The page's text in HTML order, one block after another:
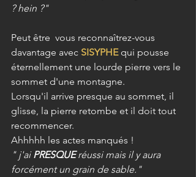
? hein ?"
Peut être  vous reconnaîtrez-vous
davantage avec SISYPHE qui pousse
éternellement une lourde pierre vers le
sommet d'une montagne.
Lorsqu'il arrive presque au sommet, il
glisse, la pierre retombe et il doit tout
recommencer.
Ahhhhh les actes manqués !
" j'ai PRESQUE réussi mais il y aura
forcément un grain de sable."